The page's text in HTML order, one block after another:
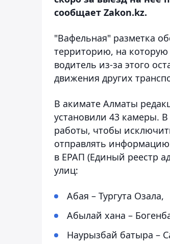
сообщает Zakon.kz.
"Вафельная" разметка
территорию, на которую
водитель из-за этого
движения других
В акимате Алматы
установили 43 камеры.
работы, чтобы
отправлять
в ЕРАП (Единый реестр
улиц:
Абая – Тургута Озала,
Абылай хана –
Наурызбай батыра –